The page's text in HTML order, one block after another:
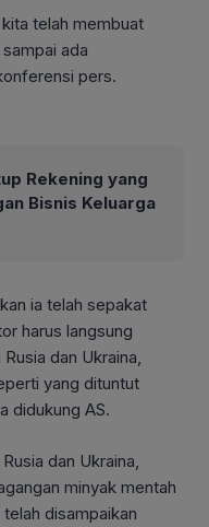
telah membuat
ada
pers.
Rekening yang
Bisnis Keluarga
ia telah sepakat
harus langsung
dan Ukraina,
yang dituntut
didukung AS.
dan Ukraina,
minyak mentah
disampaikan